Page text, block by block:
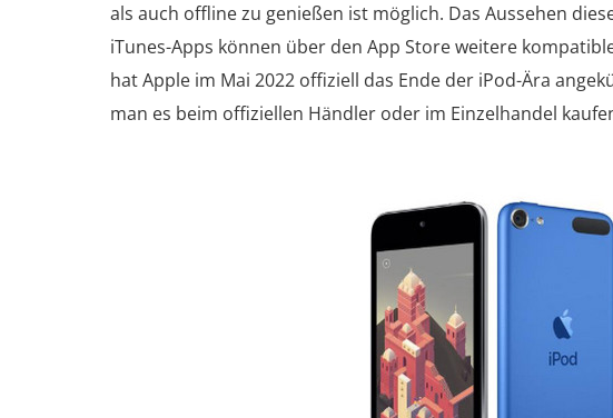
als auch offline zu genießen ist möglich. Das Aussehen
iTunes-Apps können über den App Store weitere
hat Apple im Mai 2022 offiziell das Ende der iPod-Ära
man es beim offiziellen Händler oder im Einzelhandel